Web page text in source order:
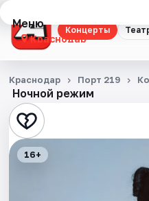
Концерты
Меню
Краснодар
Концерты
Театр
Стендап
Ночной режим
Краснодар Порт 219
16+